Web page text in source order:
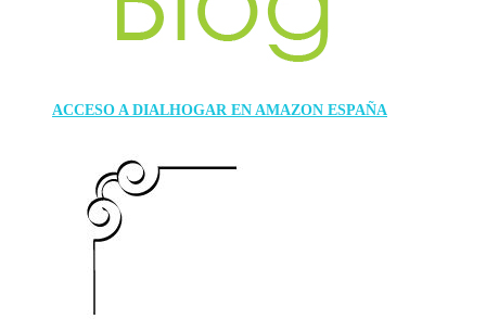
ACCESO A DIALHOGAR EN AMAZON ESPAÑA